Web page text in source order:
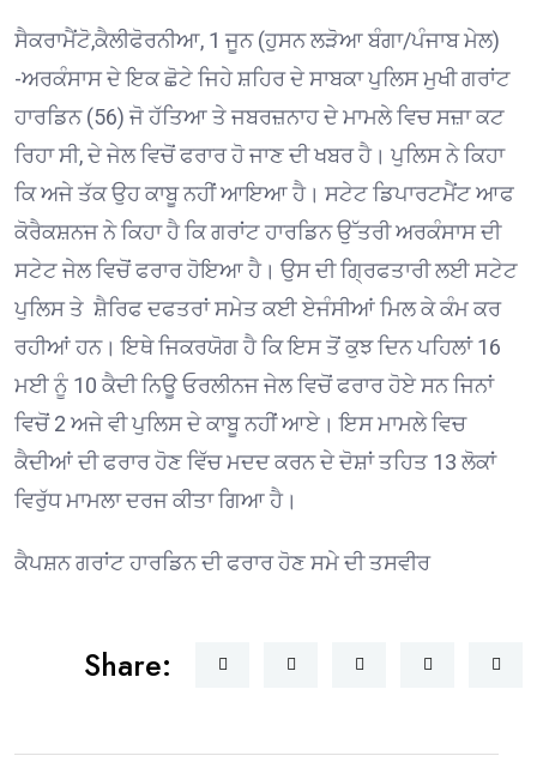
ਸੈਕਰਾਮੈਂਟੋ,ਕੈਲੀਫੋਰਨੀਆ, 1 ਜੂਨ (ਹੁਸਨ ਲੜੋਆ ਬੰਗਾ/ਪੰਜਾਬ ਮੇਲ)
-ਅਰਕੰਸਾਸ ਦੇ ਇਕ ਛੋਟੇ ਜਿਹੇ ਸ਼ਹਿਰ ਦੇ ਸਾਬਕਾ ਪੁਲਿਸ ਮੁਖੀ ਗਰਾਂਟ
ਹਾਰਡਿਨ (56) ਜੋ ਹੱਤਿਆ ਤੇ ਜਬਰਜ਼ਨਾਹ ਦੇ ਮਾਮਲੇ ਵਿਚ ਸਜ਼ਾ ਕਟ
ਰਿਹਾ ਸੀ, ਦੇ ਜੇਲ ਵਿਚੋਂ ਫਰਾਰ ਹੋ ਜਾਣ ਦੀ ਖਬਰ ਹੈ। ਪੁਲਿਸ ਨੇ ਕਿਹਾ
ਕਿ ਅਜੇ ਤੱਕ ਉਹ ਕਾਬੂ ਨਹੀਂ ਆਇਆ ਹੈ। ਸਟੇਟ ਡਿਪਾਰਟਮੈਂਟ ਆਫ
ਕੋਰੈਕਸ਼ਨਜ ਨੇ ਕਿਹਾ ਹੈ ਕਿ ਗਰਾਂਟ ਹਾਰਡਿਨ ਉੱਤਰੀ ਅਰਕੰਸਾਸ ਦੀ
ਸਟੇਟ ਜੇਲ ਵਿਚੋਂ ਫਰਾਰ ਹੋਇਆ ਹੈ। ਉਸ ਦੀ ਗ੍ਰਿਫਤਾਰੀ ਲਈ ਸਟੇਟ
ਪੁਲਿਸ ਤੇ ਸ਼ੈਰਿਫ ਦਫਤਰਾਂ ਸਮੇਤ ਕਈ ਏਜੰਸੀਆਂ ਮਿਲ ਕੇ ਕੰਮ ਕਰ
ਰਹੀਆਂ ਹਨ। ਇਥੇ ਜਿਕਰਯੋਗ ਹੈ ਕਿ ਇਸ ਤੋਂ ਕੁਝ ਦਿਨ ਪਹਿਲਾਂ 16
ਮਈ ਨੂੰ 10 ਕੈਦੀ ਨਿਊ ਓਰਲੀਨਜ ਜੇਲ ਵਿਚੋਂ ਫਰਾਰ ਹੋਏ ਸਨ ਜਿਨਾਂ
ਵਿਚੋਂ 2 ਅਜੇ ਵੀ ਪੁਲਿਸ ਦੇ ਕਾਬੂ ਨਹੀਂ ਆਏ। ਇਸ ਮਾਮਲੇ ਵਿਚ
ਕੈਦੀਆਂ ਦੀ ਫਰਾਰ ਹੋਣ ਵਿੱਚ ਮਦਦ ਕਰਨ ਦੇ ਦੋਸ਼ਾਂ ਤਹਿਤ 13 ਲੋਕਾਂ
ਵਿਰੁੱਧ ਮਾਮਲਾ ਦਰਜ ਕੀਤਾ ਗਿਆ ਹੈ।
ਕੈਪਸ਼ਨ ਗਰਾਂਟ ਹਾਰਡਿਨ ਦੀ ਫਰਾਰ ਹੋਣ ਸਮੇ ਦੀ ਤਸਵੀਰ
Share: